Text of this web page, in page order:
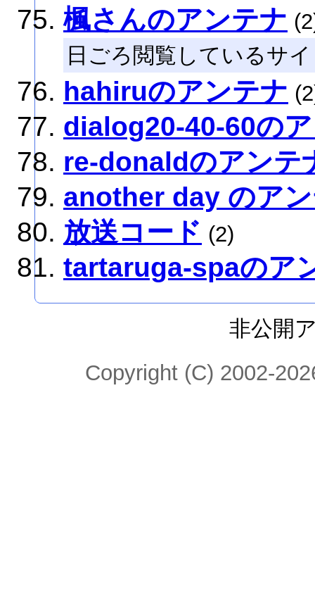
楓さんのアンテナ
日ごろ閲覧しているサ
hahiruのアンテナ
dialog20-40-60の
re-donaldのアンテ
another day のア
放送コード (2)
tartaruga-spaのア
非公開
Copyright (C) 2002-